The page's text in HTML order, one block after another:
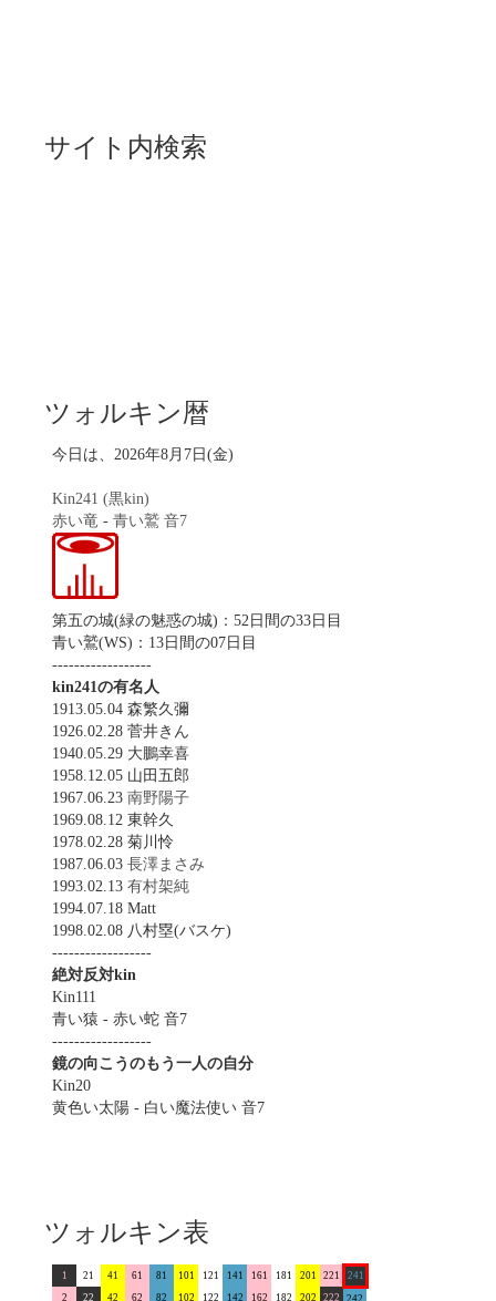
サイト内検索
ツォルキン暦
今日は、2026年8月7日(金)
Kin241 (黒kin)
赤い竜 - 青い鷲 音7
第五の城(緑の魅惑の城)：52日間の33日目
青い鷲(WS)：13日間の07日目
------------------
kin241の有名人
1913.05.04 森繁久彌
1926.02.28 菅井きん
1940.05.29 大鵬幸喜
1958.12.05 山田五郎
1967.06.23 南野陽子
1969.08.12 東幹久
1978.02.28 菊川怜
1987.06.03 長澤まさみ
1993.02.13 有村架純
1994.07.18 Matt
1998.02.08 八村塁(バスケ)
------------------
絶対反対kin
Kin111
青い猿 - 赤い蛇 音7
------------------
鏡の向こうのもう一人の自分
Kin20
黄色い太陽 - 白い魔法使い 音7
ツォルキン表
1 21 41 61 81 101 121 141 161 181 201 221
241
2
22 42 62 82 102 122 142 162 182 202 222
242